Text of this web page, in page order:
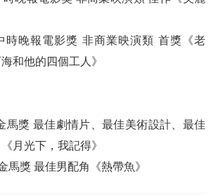
時晚報電影獎 非商業映演類 首獎《老
和他的四個工人》
馬獎 最佳劇情片、最佳美術設計、最佳
月光下，我記得》
馬獎 最佳男配角《熱帶魚》